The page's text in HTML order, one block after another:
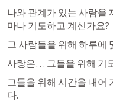
나와 관계가 있는 사람을
마나 기도하고 계신가요?
그 사람들을 위해 하루에
사랑은… 그들을 위해 기
그들을 위해 시간을 내어
다.